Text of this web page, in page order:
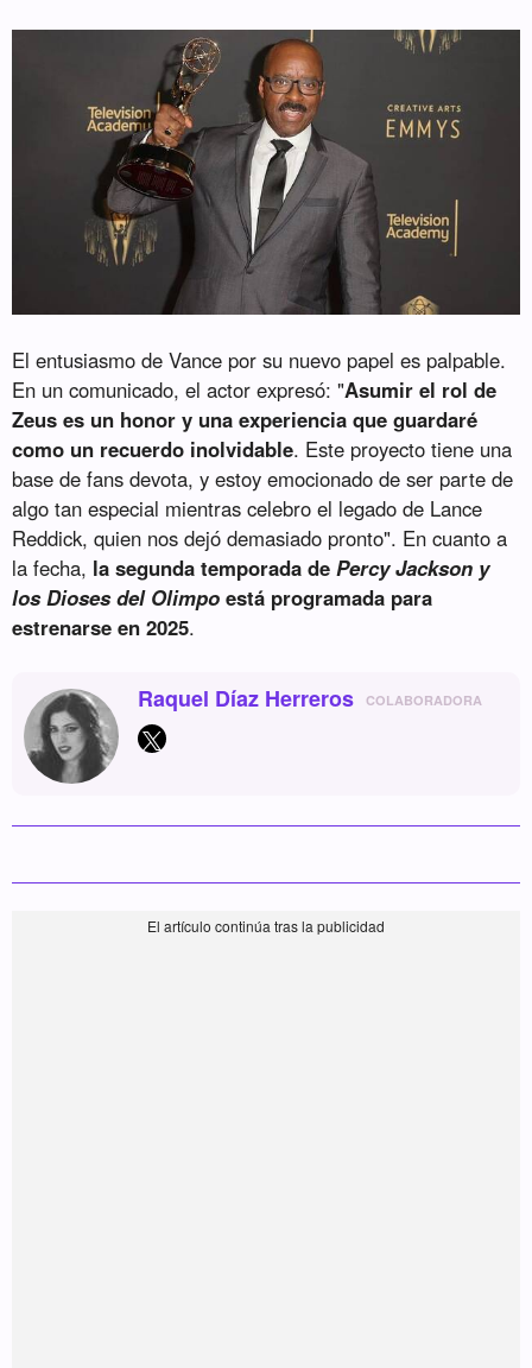
El entusiasmo de Vance por su nuevo papel es palpable.
En un comunicado, el actor expresó: "Asumir el rol de
Zeus es un honor y una experiencia que guardaré
como un recuerdo inolvidable. Este proyecto tiene una
base de fans devota, y estoy emocionado de ser parte de
algo tan especial mientras celebro el legado de Lance
Reddick, quien nos dejó demasiado pronto". En cuanto a
la fecha, la segunda temporada dePercy Jackson y
los Dioses del Olimpo está programada para
estrenarse en 2025.
Raquel Díaz Herreros COLABORADORA